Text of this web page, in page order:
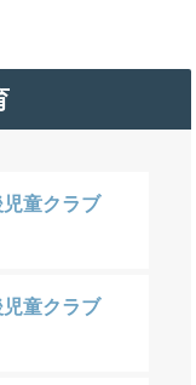
童クラブ
童クラブ